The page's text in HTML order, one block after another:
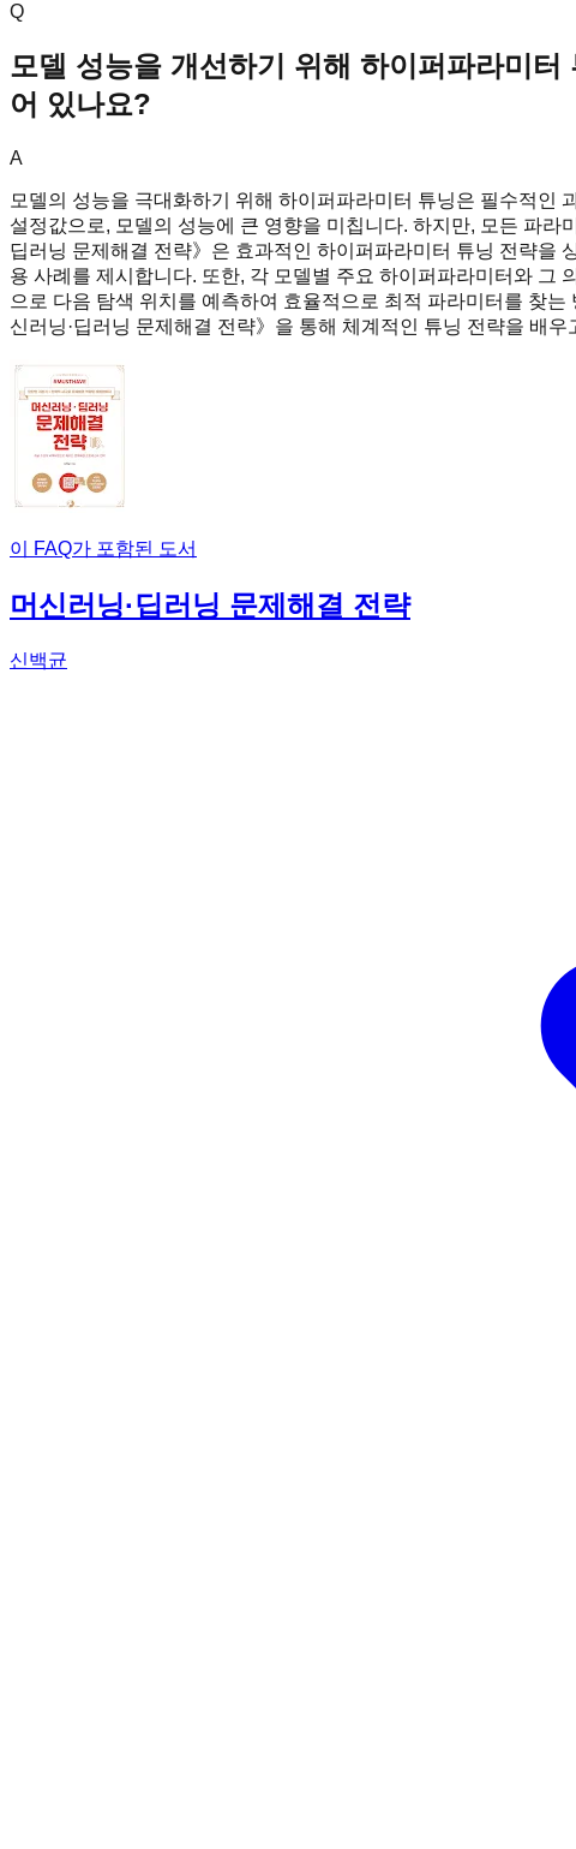
Q
모델 성능을 개선하기 위해 하이퍼파라미
어 있나요?
A
모델의 성능을 극대화하기 위해 하이퍼파라미터 튜닝은 필수적인
설정값으로, 모델의 성능에 큰 영향을 미칩니다. 하지만, 모든 파
딥러닝 문제해결 전략》은 효과적인 하이퍼파라미터 튜닝 전략을
용 사례를 제시합니다. 또한, 각 모델별 주요 하이퍼파라미터와 그
으로 다음 탐색 위치를 예측하여 효율적으로 최적 파라미터를 찾
신러닝·딥러닝 문제해결 전략》을 통해 체계적인 튜닝 전략을 배
이 FAQ가 포함된 도서
머신러닝·딥러닝 문제해결 전략
신백균